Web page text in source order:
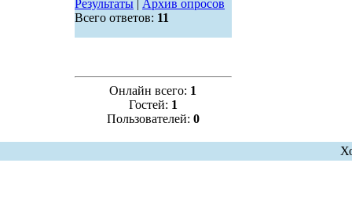
Результаты| Архив опросов
Всего ответов: 11
Онлайн всего: 1
Гостей: 1
Пользователей: 0